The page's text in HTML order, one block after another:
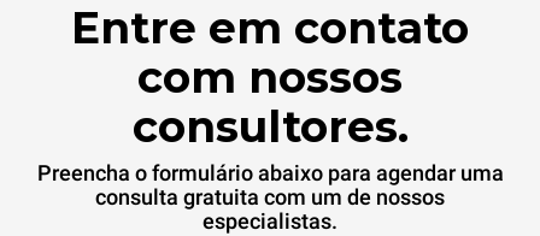
Entre em contato
com nossos
consultores.
Preencha o formulário abaixo para agendar uma
consulta gratuita com um de nossos
especialistas.